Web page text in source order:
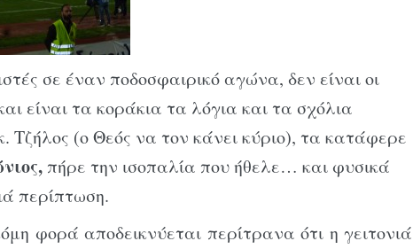
σε έναν ποδοσφαιρικό αγώνα, δεν είναι οι
είναι τα κοράκια τα λόγια και τα σχόλια
Τζήλος (ο Θεός να τον κάνει κύριο), τα κατάφερε
πήρε την ισοπαλία που ήθελε… και φυσικά
περίπτωση.
φορά αποδεικνύεται περίτρανα ότι η γειτονιά